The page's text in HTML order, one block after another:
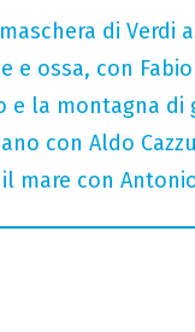
di Verdi
e ossa, con
e la montagna di
con Aldo
mare con